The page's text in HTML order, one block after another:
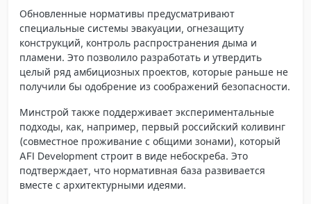
Обновленные нормативы предусматривают
специальные системы эвакуации, огнезащиту
конструкций, контроль распространения дыма и
пламени. Это позволило разработать и утвердить
целый ряд амбициозных проектов, которые раньше не
получили бы одобрение из соображений безопасности.
Минстрой также поддерживает экспериментальные
подходы, как, например, первый российский коливинг
(совместное проживание с общими зонами), который
AFI Development строит в виде небоскреба. Это
подтверждает, что нормативная база развивается
вместе с архитектурными идеями.